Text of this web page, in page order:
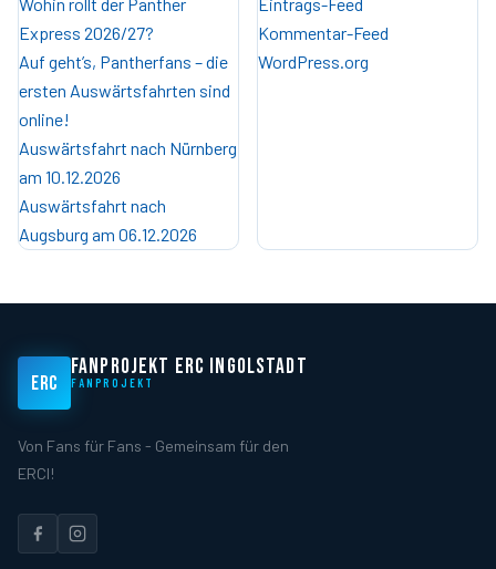
Wohin rollt der Panther
Express 2026/27?
Auf geht’s, Pantherfans – die
ersten Auswärtsfahrten sind
online!
Auswärtsfahrt nach Nürnberg
am 10.12.2026
Auswärtsfahrt nach
Augsburg am 06.12.2026
Eintrags-Feed
Kommentar-Feed
WordPress.org
ERC
FANPROJEKT ERC INGOLSTADT
FANPROJEKT
Von Fans für Fans - Gemeinsam für den
ERCI!